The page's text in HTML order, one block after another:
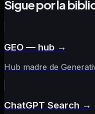
Sigue por la
GEO — hub →
Hub madre de
ChatGPT Search →